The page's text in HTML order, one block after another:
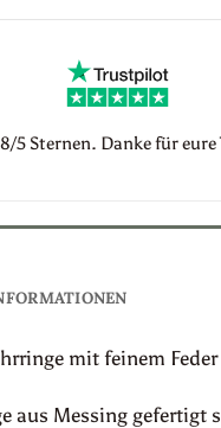
5 Sternen. Danke für eure
mit feinem
aus Messing gefertigt